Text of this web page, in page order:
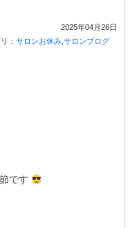
2025年04月26日
： サロンお休み サロンブログ
です